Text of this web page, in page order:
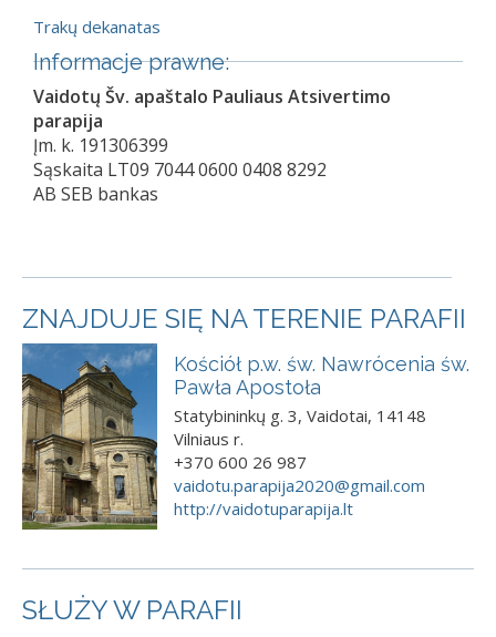
Trakų dekanatas
Informacje prawne:
Vaidotų Šv. apaštalo Pauliaus Atsivertimo
parapija
Įm. k. 191306399
Sąskaita LT09 7044 0600 0408 8292
AB SEB bankas
ZNAJDUJE SIĘ NA TERENIE PARAFII
Kościół p.w. św. Nawrócenia św.
Pawła Apostoła
Statybininkų g. 3, Vaidotai, 14148
Vilniaus r.
+370 600 26 987
vaidotu.parapija2020@gmail.com
http://vaidotuparapija.lt
SŁUŻY W PARAFII